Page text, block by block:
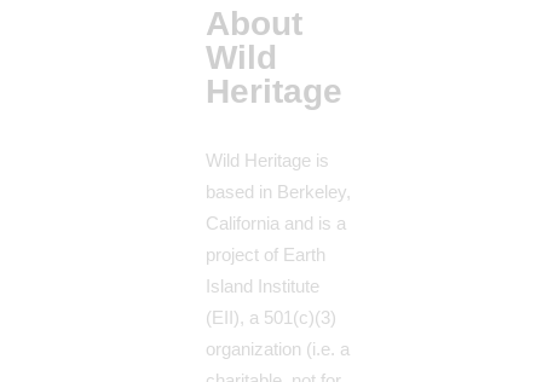
About
Wild
Heritage
Wild Heritage is
based in Berkeley,
California and is a
project of Earth
Island Institute
(EII), a 501(c)(3)
organization (i.e. a